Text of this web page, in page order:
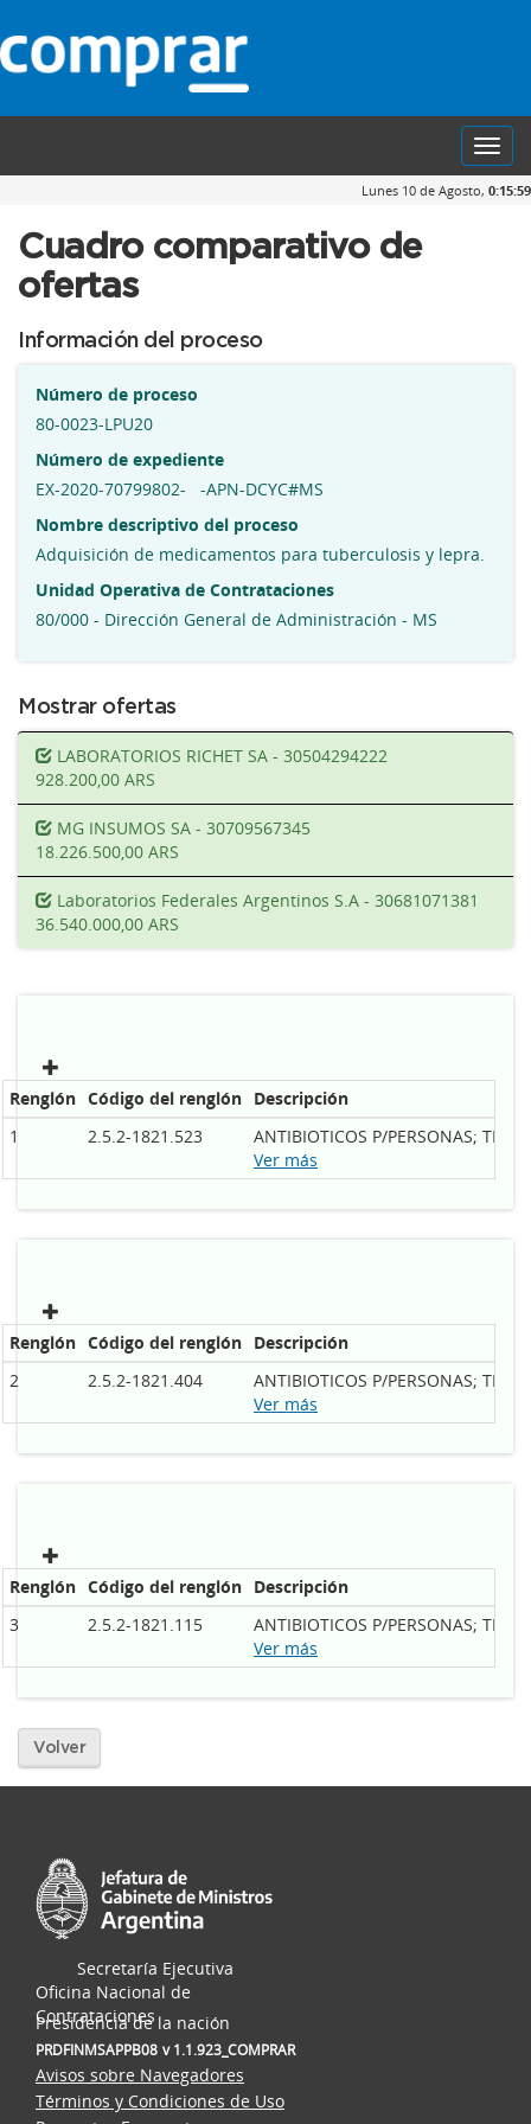
Lunes 10 de Agosto, 0:15:59
Cuadro comparativo de
ofertas
Información del proceso
Número de proceso
80-0023-LPU20
Número de expediente
EX-2020-70799802- -APN-DCYC#MS
Nombre descriptivo del proceso
Adquisición de medicamentos para tuberculosis y lepra.
Unidad Operativa de Contrataciones
80/000 - Dirección General de Administración - MS
Mostrar ofertas
LABORATORIOS RICHET SA - 30504294222
928.200,00 ARS
MG INSUMOS SA - 30709567345
18.226.500,00 ARS
Laboratorios Federales Argentinos S.A - 30681071381
36.540.000,00 ARS
Renglón Código del renglón Descripción
1
2.5.2-1821.523
ANTIBIOTICOS P/PERSONAS;
Ver más
Renglón Código del renglón Descripción
2
2.5.2-1821.404
ANTIBIOTICOS P/PERSONAS;
Ver más
Renglón Código del renglón Descripción
3
2.5.2-1821.115
ANTIBIOTICOS P/PERSONAS;
Ver más
Volver
Secretaría Ejecutiva
Oficina Nacional de
Contrataciones
Presidencia de la nación
PRDFINMSAPPB08 v 1.1.923_COMPRAR
Avisos sobre Navegadores
Términos y Condiciones de Uso